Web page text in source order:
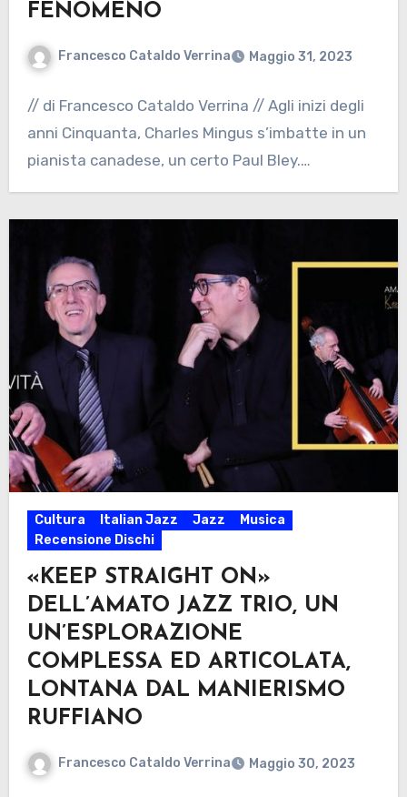
FENOMENO
Francesco Cataldo Verrina Maggio 31, 2023
// di Francesco Cataldo Verrina // Agli inizi degli
anni Cinquanta, Charles Mingus s’imbatte in un
pianista canadese, un certo Paul Bley.…
Cultura Italian Jazz Jazz
Musica
Recensione Dischi
«KEEP STRAIGHT ON»
DELL’AMATO JAZZ TRIO, UN
UN’ESPLORAZIONE
COMPLESSA ED ARTICOLATA,
LONTANA DAL MANIERISMO
RUFFIANO
Francesco Cataldo Verrina Maggio 30, 2023